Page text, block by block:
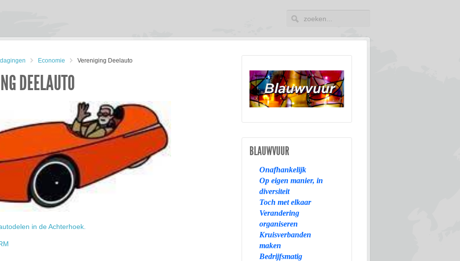
Economie Vereniging Deelauto
DEELAUTO
in de Achterhoek.
BLAUWVUUR
Onafhankelijk
Op eigen manier, in
diversiteit
Toch met elkaar
Verandering
organiseren
Kruisverbanden
maken
Bedrijfsmatig